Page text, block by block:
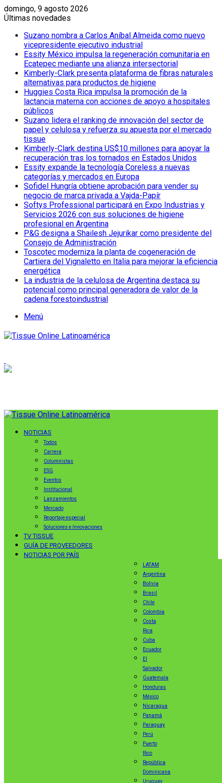
domingo, 9 agosto 2026
Últimas novedades
Suzano nombra a Carlos Aníbal Almeida como nuevo
vicepresidente ejecutivo industrial
Essity México impulsa la regeneración comunitaria en
Ecatepec mediante una alianza intersectorial
Kimberly-Clark presenta plataforma de fibras naturales
alternativas para productos de higiene
Huggies Costa Rica impulsa la promoción de la
lactancia materna con acciones de apoyo a hospitales
públicos
Suzano lidera el ranking de innovación del sector de
papel y celulosa y refuerza su apuesta por el mercado
tissue
Kimberly-Clark destina US$10 millones para apoyar la
recuperación tras los tornados en Estados Unidos
Essity expande la tecnología Coreless a nuevas
categorías y mercados en Europa
Sofidel Hungría obtiene aprobación para vender su
negocio de marca privada a Vajda-Papír
Softys Professional participará en Expo Industrias y
Servicios 2026 con sus soluciones de higiene
profesional en Argentina
P&G designa a Shailesh Jejurikar como presidente del
Consejo de Administración
Toscotec moderniza la planta de cogeneración de
Cartiera del Vignaletto en Italia para mejorar la eficiencia
energética
La industria de la celulosa de Argentina destaca su
potencial como principal generadora de valor de la
cadena forestoindustrial
Menú
NOTICIAS
Todos
Carrera
Columnistas
ESG
Eventos
Institucional
Lanzamientos
Mercado
Reportaje especial
Soluciones e Innovaciones
TV TISSUE
GUÍA DE PROVEEDORES
NOTICIAS POR PAÍS
LATAM
Argentina
Bolivia
Brasil
Chile
Colombia
Costa
Rica
Cuba
Ecuador
El
Salvador
Guatemala
Honduras
México
Nicaragua
Panamá
Paraguay
Perú
Puerto
Rico
República
Dominicana
Uruguay